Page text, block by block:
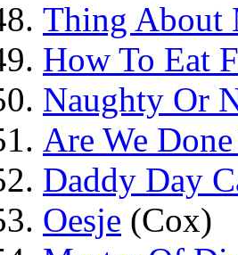
Thing About
How To Eat
Naughty Or
Are We Done
Daddy Day
Oesje (Cox)